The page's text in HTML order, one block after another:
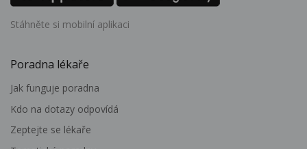
Stáhněte si mobilní aplikaci
Poradna lékaře
Jak funguje poradna
Kdo na dotazy odpovídá
Zeptejte se lékaře